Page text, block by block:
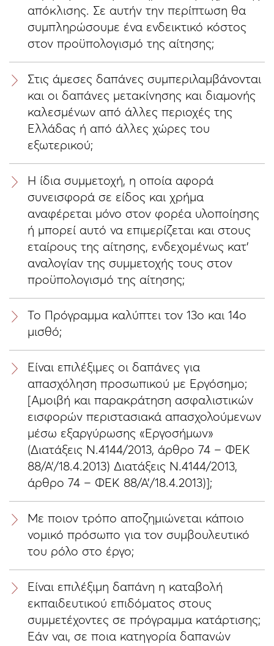
απόκλισης. Σε αυτήν την περίπτωση θα
συμπληρώσουμε ένα ενδεικτικό κόστος
στον προϋπολογισμό της αίτησης;
Στις άμεσες δαπάνες συμπεριλαμβάνονται
και οι δαπάνες μετακίνησης και διαμονής
καλεσμένων από άλλες περιοχές της
Ελλάδας ή από άλλες χώρες του
εξωτερικού;
Η ίδια συμμετοχή, η οποία αφορά
συνεισφορά σε είδος και χρήμα
αναφέρεται μόνο στον φορέα υλοποίησης
ή μπορεί αυτό να επιμερίζεται και στους
εταίρους της αίτησης, ενδεχομένως κατ’
αναλογίαν της συμμετοχής τους στον
προϋπολογισμό της αίτησης;
Το Πρόγραμμα καλύπτει τον 13ο και 14ο
μισθό;
Είναι επιλέξιμες οι δαπάνες για
απασχόληση προσωπικού με Εργόσημο;
[Αμοιβή και παρακράτηση ασφαλιστικών
εισφορών περιστασιακά απασχολούμενων
μέσω εξαργύρωσης «Εργοσήμων»
(Διατάξεις Ν.4144/2013, άρθρο 74 – ΦΕΚ
88/Α’/18.4.2013) Διατάξεις Ν.4144/2013,
άρθρο 74 – ΦΕΚ 88/Α’/18.4.2013)];
Με ποιον τρόπο αποζημιώνεται κάποιο
νομικό πρόσωπο για τον συμβουλευτικό
του ρόλο στο έργο;
Είναι επιλέξιμη δαπάνη η καταβολή
εκπαιδευτικού επιδόματος στους
συμμετέχοντες σε πρόγραμμα κατάρτισης;
Εάν ναι, σε ποια κατηγορία δαπανών